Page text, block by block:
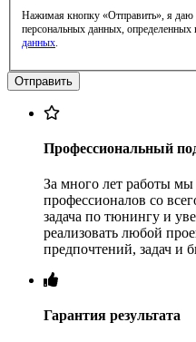
Нажимая кнопку «Отправить», я даю
персональных данных, определенных
данных
Профессиональный
За много лет работы
профессионалов со
задача по тюнингу и
реализовать любой
предпочтений, задач и
Гарантия результата